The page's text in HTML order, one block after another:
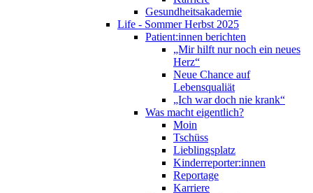
Gesundheitsakademie
Life - Sommer Herbst 2025
Patient:innen berichten
„Mir hilft nur noch ein neues
Herz“
Neue Chance auf
Lebensqualiät
„Ich war doch nie krank“
Was macht eigentlich?
Moin
Tschüss
Lieblingsplatz
Kinderreporter:innen
Reportage
Karriere